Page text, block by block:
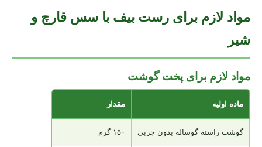
مواد لازم برای رست بیف با سس قارچ و
شیر
مواد لازم برای پخت گوشت
ماده اولیه مقدار
گوشت راسته گوساله بدون چربی ۱۵۰ گرم